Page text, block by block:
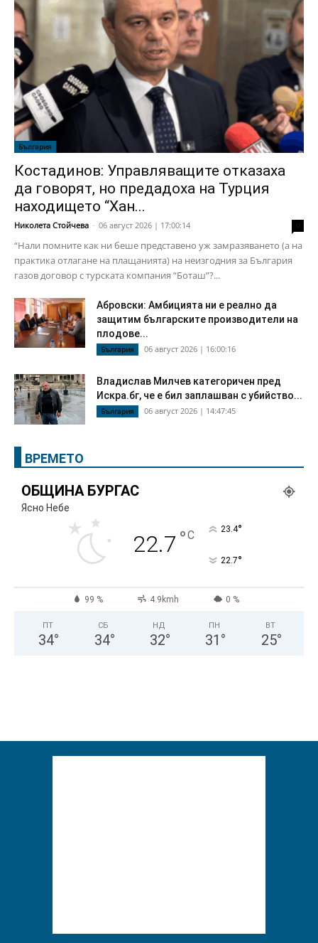
България
Костадинов: Управляващите отказаха
да говорят, но предадоха на Турция
находището “Хан...
Николета Стойчева - 06 август 2026 | 17:00:14
“Нали помните как ни беше представено уж замразяването (а на
практика отлагане на плащанията) на неизгодния за България
газов договор с турската компания “Боташ”?...
Абровски: Амбицията ни е реално да
защитим българските производители на
плодове...
България 06 август 2026 | 16:00:16
Владислав Милчев категоричен пред
Искра.бг, че е бил заплашван с убийство...
България 06 август 2026 | 14:47:45
ВРЕМЕТО
ОБЩИНА БУРГАС
Ясно Небе
22.7 °C 23.4°
22.7°
99 % 4.9kmh 0 %
ПТ
34°
СБ
34°
НД
32°
ПН
31 °
ВТ
25°